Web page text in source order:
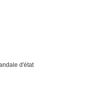
d'état